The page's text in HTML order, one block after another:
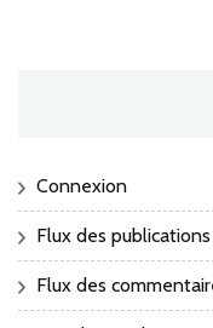
Connexion
Flux des publications
Flux des